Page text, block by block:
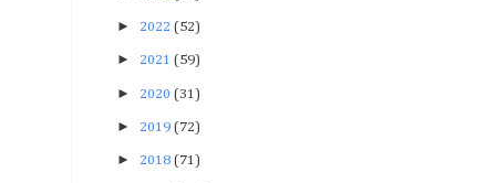
► 2022 (52)
► 2021 (59)
► 2020 (31)
► 2019 (72)
► 2018 (71)